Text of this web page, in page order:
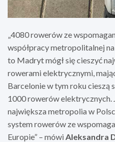
„4080 rowerów ze
współpracy metropolitalnej
to Madryt mógł się cieszyć
rowerami elektrycznymi,
Barcelonie w tym roku cieszą
1000 rowerów elektrycznych.
największa metropolia w
system rowerów ze
Europie” – mówi Aleksandra